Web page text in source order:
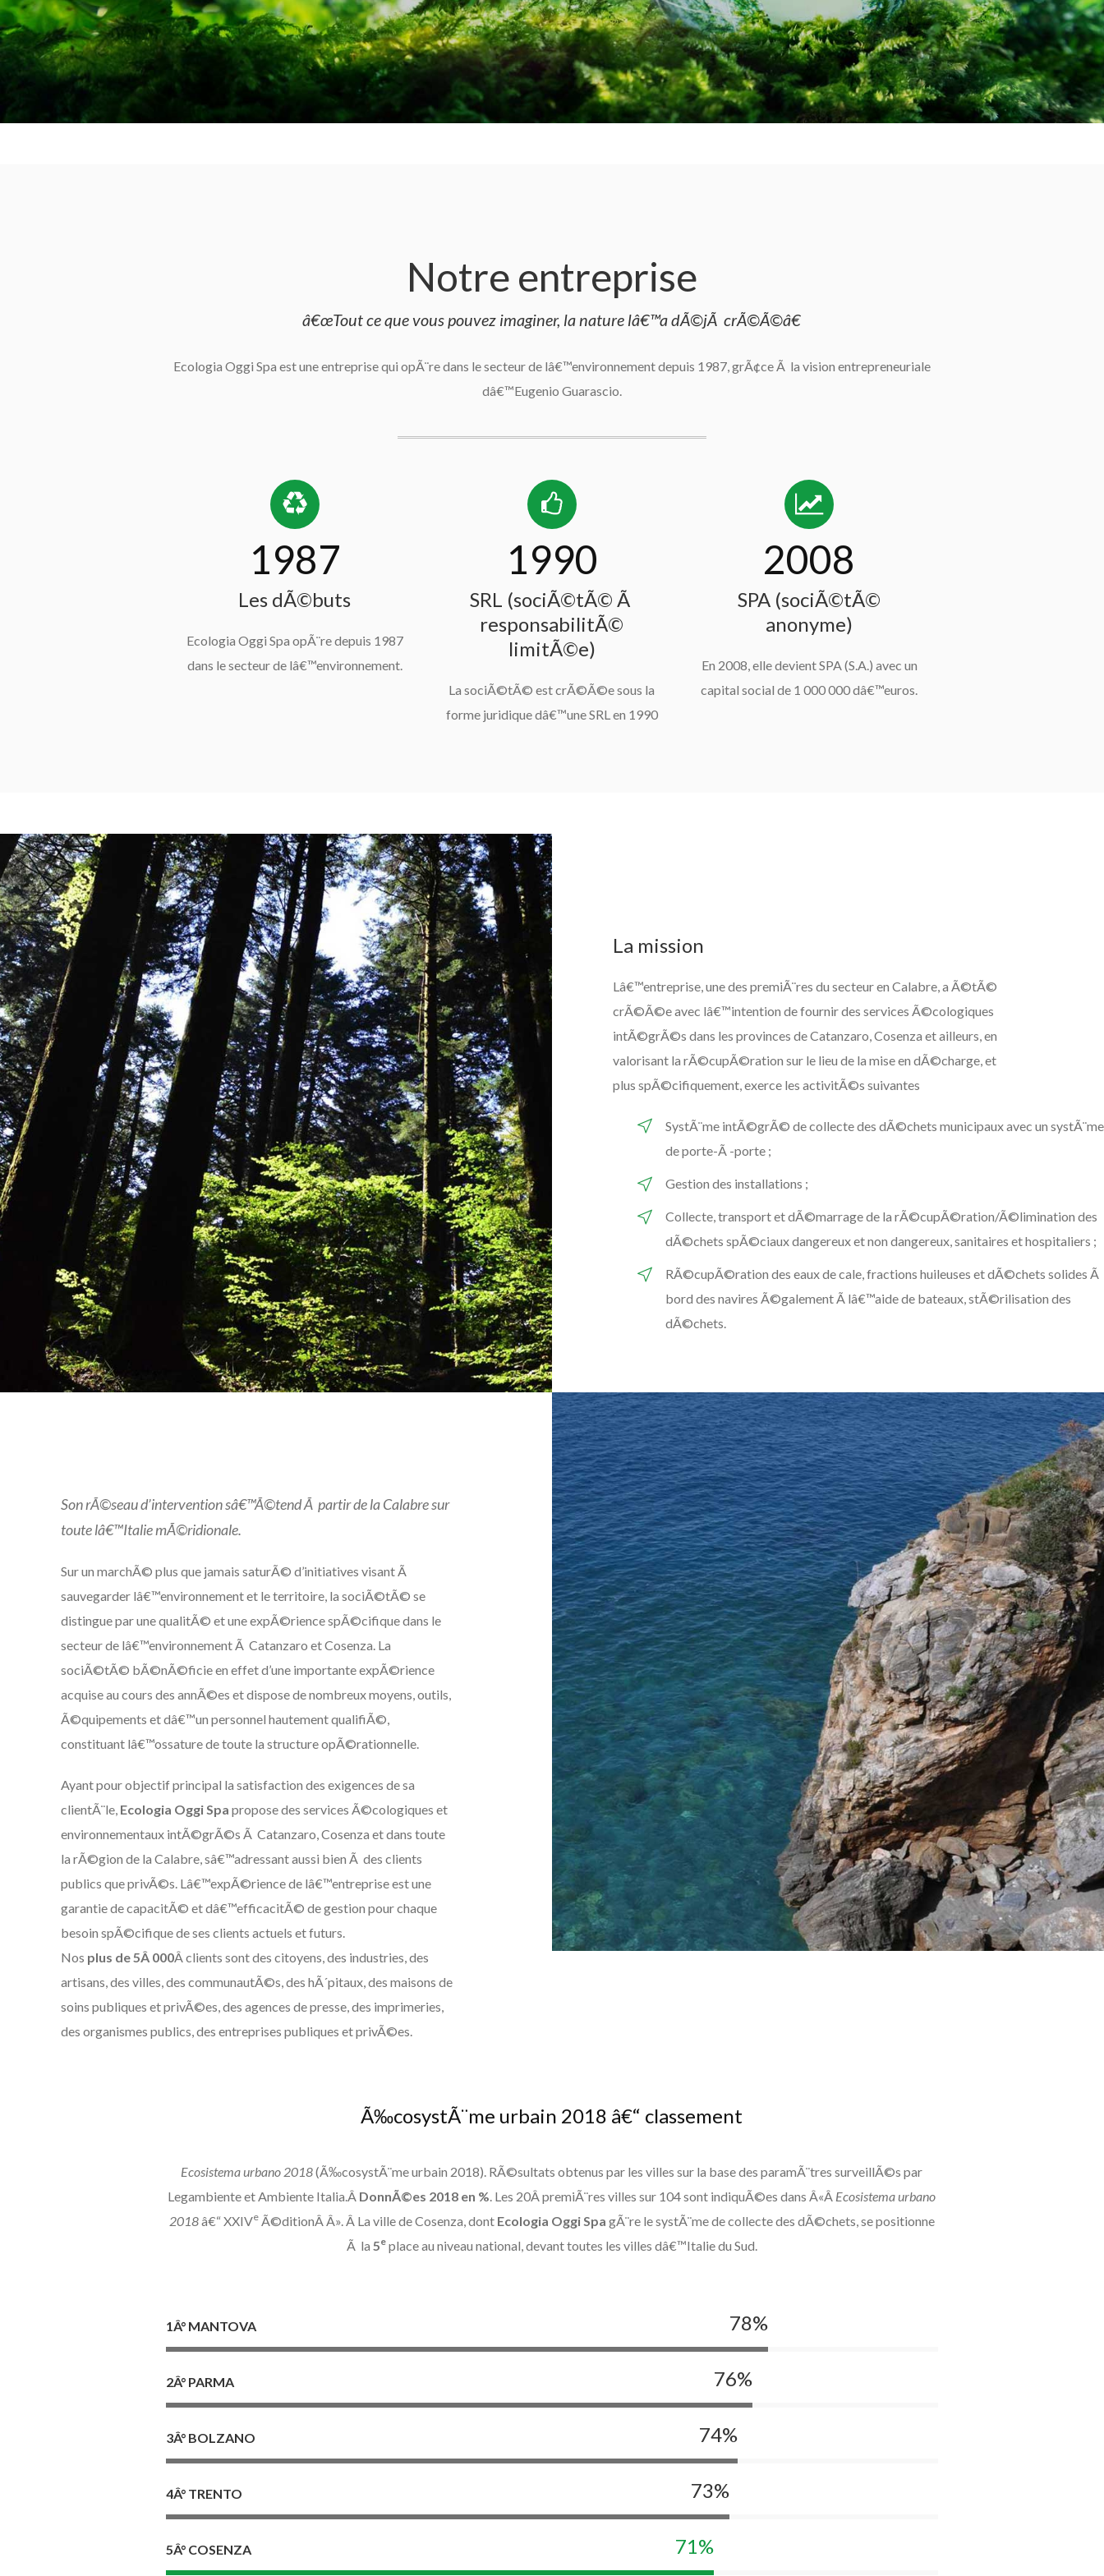
Notre entreprise
â€œTout ce que vous pouvez imaginer, la nature lâ€™a dÃ©jÃ crÃ©Ã©â€
Ecologia Oggi Spa est une entreprise qui opÃ¨re dans le secteur de lâ€™environnement depuis 1987, grÃ¢ce Ã la vision entrepreneuriale
dâ€™Eugenio Guarascio.
1987
Les dÃ©buts
Ecologia Oggi Spa opÃ¨re depuis 1987
dans le secteur de lâ€™environnement.
1990
SRL (sociÃ©tÃ© Ã
responsabilitÃ©
limitÃ©e)
La sociÃ©tÃ© est crÃ©Ã©e sous la
forme juridique dâ€™une SRL en 1990
2008
SPA (sociÃ©tÃ©
anonyme)
En 2008, elle devient SPA (S.A.) avec un
capital social de 1 000 000 dâ€™euros.
La mission
Lâ€™entreprise, une des premiÃ¨res du secteur en Calabre, a Ã©tÃ©
crÃ©Ã©e avec lâ€™intention de fournir des services Ã©cologiques
intÃ©grÃ©s dans les provinces de Catanzaro, Cosenza et ailleurs, en
valorisant la rÃ©cupÃ©ration sur le lieu de la mise en dÃ©charge, et
plus spÃ©cifiquement, exerce les activitÃ©s suivantes
SystÃ¨me intÃ©grÃ© de collecte des dÃ©chets municipaux avec un systÃ¨me
de porte-Ã -porte ;
Gestion des installations ;
Collecte, transport et dÃ©marrage de la rÃ©cupÃ©ration/Ã©limination des
dÃ©chets spÃ©ciaux dangereux et non dangereux, sanitaires et hospitaliers ;
RÃ©cupÃ©ration des eaux de cale, fractions huileuses et dÃ©chets solides Ã
bord des navires Ã©galement Ã lâ€™aide de bateaux, stÃ©rilisation des
dÃ©chets.
Son rÃ©seau d’intervention sâ€™Ã©tend Ã partir de la Calabre sur
toute lâ€™Italie mÃ©ridionale.
Sur un marchÃ© plus que jamais saturÃ© d’initiatives visant Ã
sauvegarder lâ€™environnement et le territoire, la sociÃ©tÃ© se
distingue par une qualitÃ© et une expÃ©rience spÃ©cifique dans le
secteur de lâ€™environnement Ã Catanzaro et Cosenza. La
sociÃ©tÃ© bÃ©nÃ©ficie en effet d’une importante expÃ©rience
acquise au cours des annÃ©es et dispose de nombreux moyens, outils,
Ã©quipements et dâ€™un personnel hautement qualifiÃ©,
constituant lâ€™ossature de toute la structure opÃ©rationnelle.
Ayant pour objectif principal la satisfaction des exigences de sa
clientÃ¨le, Ecologia Oggi Spa propose des services Ã©cologiques et
environnementaux intÃ©grÃ©s Ã Catanzaro, Cosenza et dans toute
la rÃ©gion de la Calabre, sâ€™adressant aussi bien Ã des clients
publics que privÃ©s. Lâ€™expÃ©rience de lâ€™entreprise est une
garantie de capacitÃ© et dâ€™efficacitÃ© de gestion pour chaque
besoin spÃ©cifique de ses clients actuels et futurs.
Nos plus de 5Â 000Â clients sont des citoyens, des industries, des
artisans, des villes, des communautÃ©s, des hÃ´pitaux, des maisons de
soins publiques et privÃ©es, des agences de presse, des imprimeries,
des organismes publics, des entreprises publiques et privÃ©es.
Ã‰cosystÃ¨me urbain 2018 â€“ classement
Ecosistema urbano 2018(Ã‰cosystÃ¨me urbain 2018). RÃ©sultats obtenus par les villes sur la base des paramÃ¨tres surveillÃ©s par
Legambiente et Ambiente Italia.Â DonnÃ©es 2018 en % . Les 20Â premiÃ¨res villes sur 104 sont indiquÃ©es dans Â«Â Ecosistema urbano
2018â€“ XXIVeÃ©ditionÂ Â». Â La ville de Cosenza, dont Ecologia Oggi Spa gÃ¨re le systÃ¨me de collecte des dÃ©chets, se positionne
Ã la 5eplace au niveau national, devant toutes les villes dâ€™Italie du Sud.
1Â° MANTOVA 78%
2Â° PARMA 76%
3Â° BOLZANO 74%
4Â° TRENTO 73%
5Â° COSENZA 71 %